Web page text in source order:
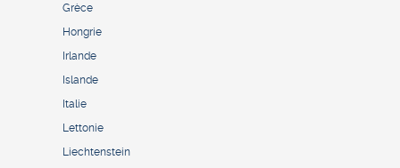
Grèce
Hongrie
Irlande
Islande
Italie
Lettonie
Liechtenstein